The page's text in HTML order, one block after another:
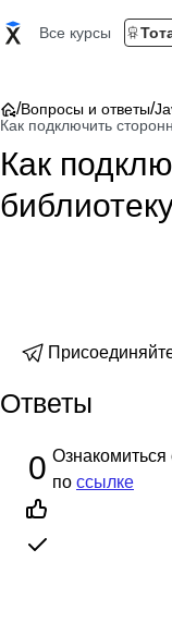
Все курсы
/Вопросы и ответы/
Как подключить
Как
Ответы
0 Ознакомиться
по ссылке